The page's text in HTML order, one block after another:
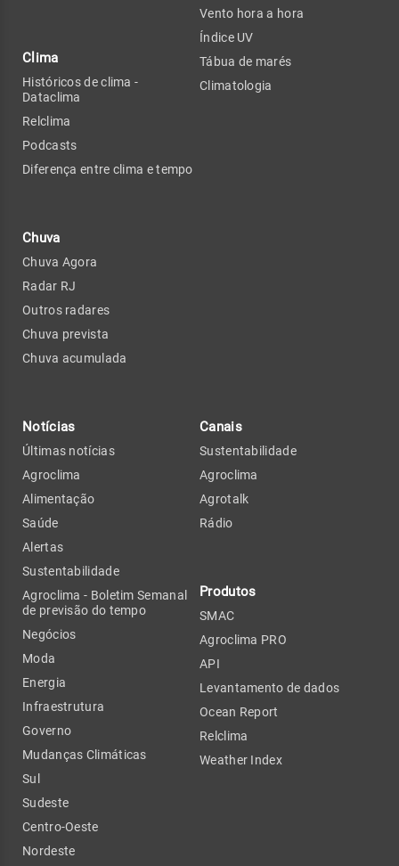
Clima
Históricos de clima -
Dataclima
Relclima
Podcasts
Diferença entre clima e tempo
Chuva
Chuva Agora
Radar RJ
Outros radares
Chuva prevista
Chuva acumulada
Vento hora a hora
Índice UV
Tábua de marés
Climatologia
Notícias
Últimas notícias
Agroclima
Alimentação
Saúde
Alertas
Sustentabilidade
Agroclima - Boletim Semanal
de previsão do tempo
Negócios
Moda
Energia
Infraestrutura
Governo
Mudanças Climáticas
Sul
Sudeste
Centro-Oeste
Nordeste
Canais
Sustentabilidade
Agroclima
Agrotalk
Rádio
Produtos
SMAC
Agroclima PRO
API
Levantamento de dados
Ocean Report
Relclima
Weather Index